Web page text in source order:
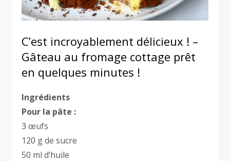
C’est incroyablement délicieux ! –
Gâteau au fromage cottage prêt
en quelques minutes !
Ingrédients
Pour la pâte :
3 œufs
120 g de sucre
50 ml d’huile